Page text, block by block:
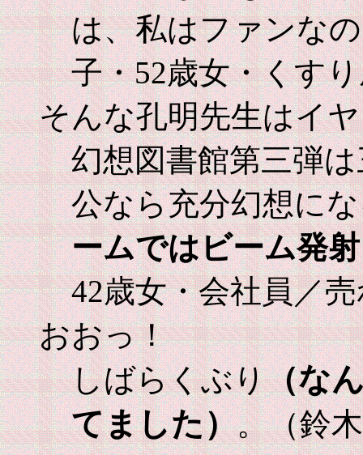
は、私はファンな
子・52歳女・くす
そんな孔明先生はイ
幻想図書館第三弾
公なら充分幻想に
ームではビーム発
42歳女・会社員／
おおっ！
しばらくぶり（な
てました）。（鈴